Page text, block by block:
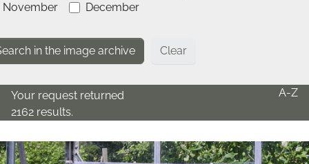
Clear
November
December
Your request returned
2162 results.
A-Z